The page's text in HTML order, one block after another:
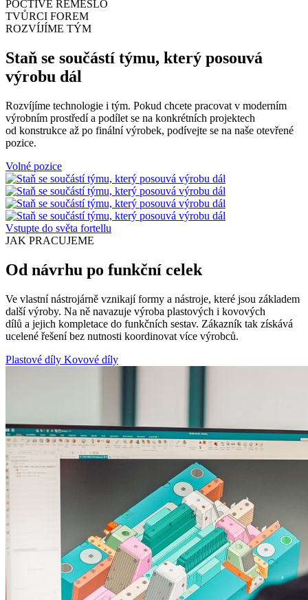
POCTIVÉ ŘEMESLO
TVŮRCI FOREM
ROZVÍJÍME TÝM
Staň se součástí týmu, který posouvá
výrobu dál
Rozvíjíme technologie i tým. Pokud chcete pracovat v moderním
výrobním prostředí a podílet se na konkrétních projektech
od konstrukce až po finální výrobek, podívejte se na naše otevřené
pozice.
Volné pozice
Vstupte do světa fortellu
JAK PRACUJEME
Od návrhu po funkční celek
Ve vlastní nástrojárně vznikají formy a nástroje, které jsou základem
další výroby. Na ně navazuje výroba plastových i kovových
dílů a jejich kompletace do funkčních sestav. Zákazník tak získává
ucelené řešení bez nutnosti koordinovat více výrobců.
Plastové díly Kovové díly